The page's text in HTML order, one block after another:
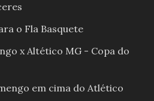
o Fla Basquete
x Altético MG - Copa do
em cima do Atlético